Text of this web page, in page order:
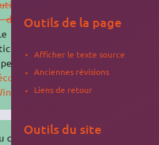
des
dans le
lien ne
Côté
aux
consulter
Outils de la page
Afficher le texte source
Anciennes révisions
Liens de retour
Outils du site